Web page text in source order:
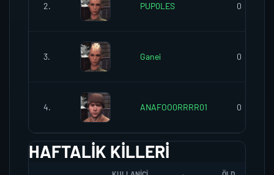
2. PUP0LES 0
3. Ganei 0
4. ANAFOO0RRRR01 0
HAFTALIK KILLERI